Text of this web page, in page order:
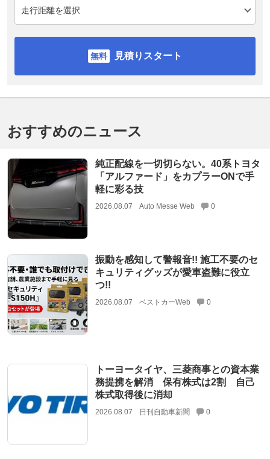
見積りスタート
おすすめのニュース
純正配線を一切切らない。40系トヨタ
「アルファード」をカプラーONで手
軽に彩る技
2026.08.07 Auto Messe Web 0
振動を感知して警報音!! 施工不要のセ
キュリティグッズが愛車盗難に役立
つ!!
2026.08.07 ベストカーWeb 0
トーヨータイヤ、三菱商事との資本業
務提携を解消 保有株式は2割 自己
株式取得後に消却
2026.08.07 日刊自動車新聞 0